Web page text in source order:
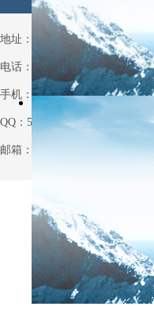
地址：安徽省天长市铜城铜北村
电话：0550-7514063
手机：13721013931
QQ：531970962
邮箱：531970962@qq.com
电话